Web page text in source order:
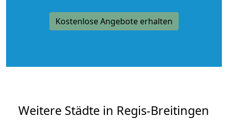
Kostenlose Angebote erhalten
Weitere Städte in Regis-Breitingen